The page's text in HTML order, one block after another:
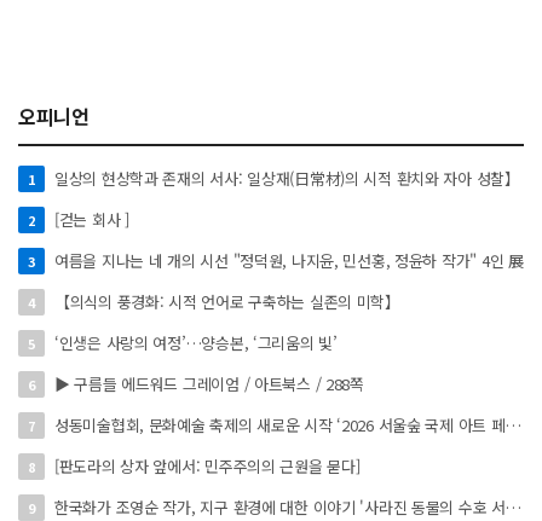
오피니언
1 일상의 현상학과 존재의 서사: 일상재(日常材)의 시적 환치와 자아 성찰】
2 [걷는 회사 ]
3 여름을 지나는 네 개의 시선 "정덕원, 나지윤, 민선홍, 정윤하 작가" 4인 展
4 【의식의 풍경화: 시적 언어로 구축하는 실존의 미학】
5 ‘인생은 사랑의 여정’…양승본, ‘그리움의 빛’
6 ▶ 구름들 에드워드 그레이엄 / 아트북스 / 288쪽
7 성동미술협회, 문화예술 축제의 새로운 시작 ‘2026 서울숲 국제 아트 페스타’ 개최
8 [판도라의 상자 앞에서: 민주주의의 근원을 묻다]
9 한국화가 조영순 작가, 지구 환경에 대한 이야기 '사라진 동물의 수호 서사' 개인전 진행 中